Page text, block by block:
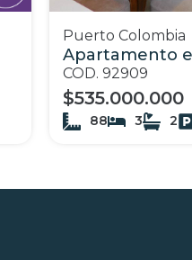
Puerto Colombia
Apartamento
COD. 92909
$535.000.000
88 3 2